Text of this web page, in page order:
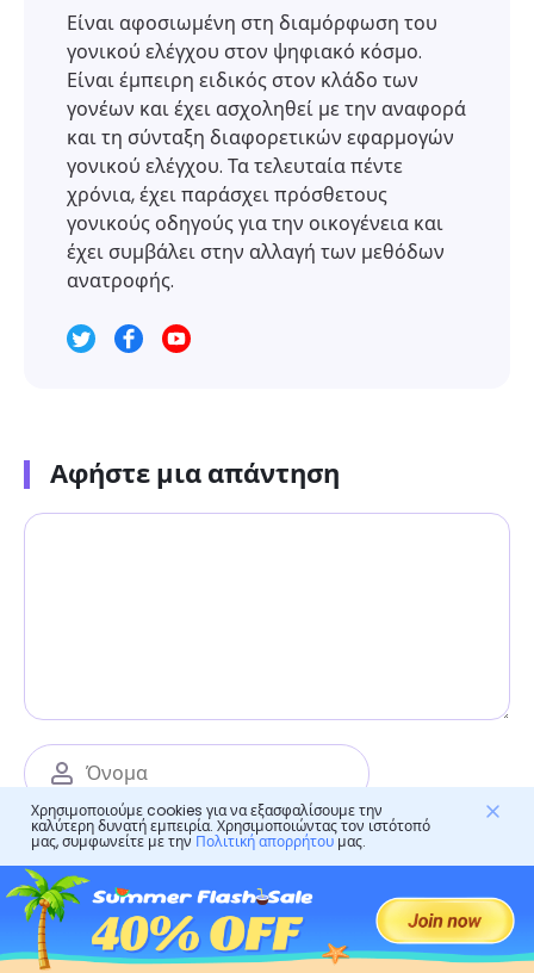
Είναι αφοσιωμένη στη διαμόρφωση του
γονικού ελέγχου στον ψηφιακό κόσμο.
Είναι έμπειρη ειδικός στον κλάδο των
γονέων και έχει ασχοληθεί με την αναφορά
και τη σύνταξη διαφορετικών εφαρμογών
γονικού ελέγχου. Τα τελευταία πέντε
χρόνια, έχει παράσχει πρόσθετους
γονικούς οδηγούς για την οικογένεια και
έχει συμβάλει στην αλλαγή των μεθόδων
ανατροφής.
Αφήστε μια απάντηση
Αποθηκεύστε το όνομά μου, το email και την
ιστοσελίδα μου σε αυτόν τον περιηγητή για την
Χρησιμοποιούμε cookies για να εξασφαλίσουμε την
καλύτερη δυνατή εμπειρία. Χρησιμοποιώντας τον ιστότοπό
μας, συμφωνείτε με την Πολιτική απορρήτουμας.